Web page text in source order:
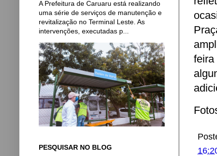
A Prefeitura de Caruaru está realizando
uma série de serviços de manutenção e
revitalização no Terminal Leste. As
intervenções, executadas p...
PESQUISAR NO BLOG